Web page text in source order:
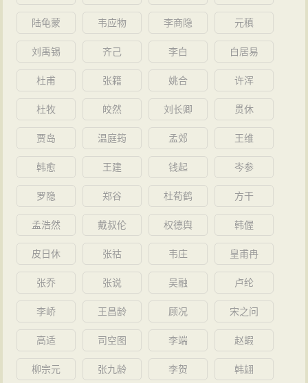
陆龟蒙 韦应物 李商隐 元稹
刘禹锡 齐己 李白 白居易
杜甫 张籍 姚合 许浑
杜牧 皎然 刘长卿 贯休
贾岛 温庭筠 孟郊 王维
韩愈 王建 钱起 岑参
罗隐 郑谷 杜荀鹤 方干
孟浩然 戴叔伦 权德舆 韩偓
皮日休 张祜 韦庄 皇甫冉
张乔 张说 吴融 卢纶
李峤 王昌龄 顾况 宋之问
高适 司空图 李端 赵嘏
柳宗元 张九龄 李贺 韩翃